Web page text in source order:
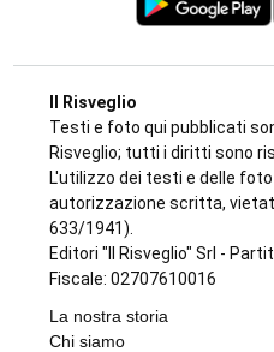
Il Risveglio
Testi e foto qui pubblicati
Risveglio; tutti i diritti sono
L'utilizzo dei testi e delle
autorizzazione scritta,
633/1941).
Editori "Il Risveglio" Srl -
Fiscale: 02707610016
La nostra storia
Chi siamo